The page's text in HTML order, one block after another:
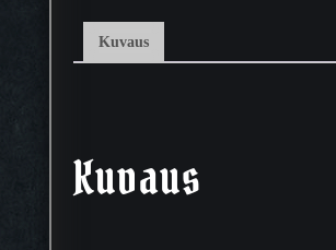
o
a
Kuvaus
Kuvaus